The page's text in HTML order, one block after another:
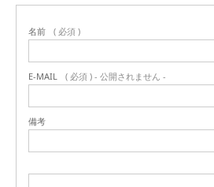
名前 ( 必須 )
E-MAIL ( 必須 ) - 公開されません -
備考